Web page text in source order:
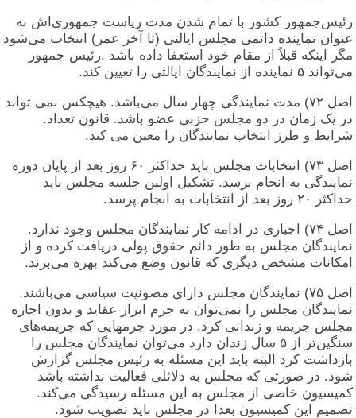
رئیس‌جمهور کشور با تمام شدن مدت ریاست جمهوری‌اش به
عنوان نماینده داتمی مجلس ایالتی (تا آخر عمر) انتخاب می‌شود
مگر اینکه قبلاً از مقام خود استعفا داده باشد .رئیس جمهور
می‌تواند ۵ نماینده از نمایندگان ایالتی را تعیین کند.
اصل ۷۲) مدت نمایندگی چهار سال می‌باشد. هیچکس نمی تواند
در یک زمان در دو مجلس حزبی عضو باشد. قانون تعداد.
شرایط و طرز انتخاب نمایندگان را معين می کند.
اصل ۷۳) انتخابات مجلس باید حداکثر ۶۰ روز بعد از پایان دوره
نمایندگی به انجام برسد. تشکیل اولین جلسه مجلس باید
حداکثر ۲۰ روز بعد از انتخابات به انجام پرسد.
اصل ۷۴) اجباری در ادامه کار نمایندگان مجلس وجود ندارد.
نمایندگان مجلس به طور دائم حقوق پولی دریافت کرده و از
امکانات مشخص دیگری که قانون وضع می‌کند بهره می‌برند.
اصل ۷۵) نمایندگان مجلس دارای مصونیت سیاسی می‌باشند.
نمایندگان مجلس را نمی‌توان به جرم ابراز عقاید و بدون اجازه
مجلس جریمه و زندانی کرد. در مورد جرمهایی که جریمه‌های
سنگین‌تر از ۵ سال زندان دارد می‌توان نمایندگان مجلس را
بازداشت کرد البته باید این مسئله به رئیس مجلس گزارش
شود. در صورتی که مجلس به دلائلی فعالیت نداشته باشد
کمیسیون خاصی از مجلس به این مسئله رسیدگی می‌کند.
تصمیم این کمیسیون بعدا در مجلس باید تصویب شود.